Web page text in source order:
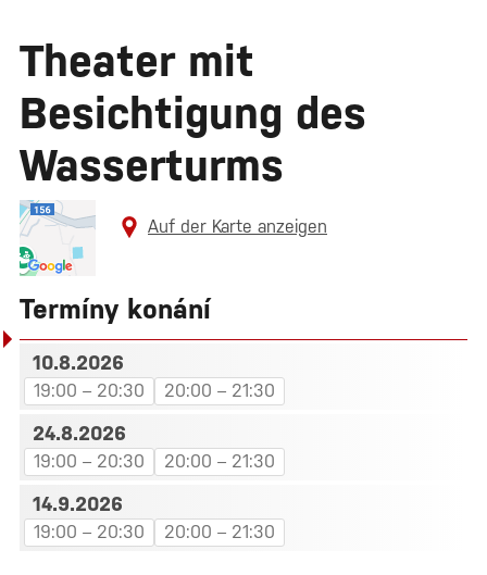
Theater mit
Besichtigung des
Wasserturms
Auf der Karte anzeigen
Termíny konání
10.8.2026
19:00 – 20:30 20:00 – 21:30
24.8.2026
19:00 – 20:30 20:00 – 21:30
14.9.2026
19:00 – 20:30 20:00 – 21:30